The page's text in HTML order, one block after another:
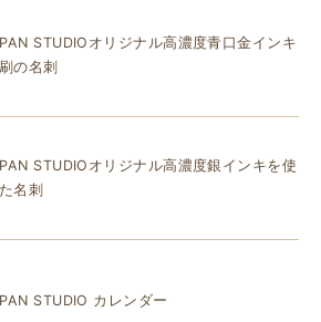
STUDIOオリジナル高濃度青口金インキ
の名刺
STUDIOオリジナル高濃度銀インキを使
名刺
STUDIO カレンダー